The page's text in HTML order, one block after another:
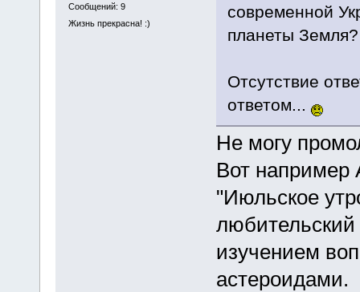
Сообщений: 9
Жизнь прекрасна! :)
современной
планеты Земля?
Отсутствие
ответом...
Не могу
Вот например
"Июльское
любительский
изучением
астероидами.